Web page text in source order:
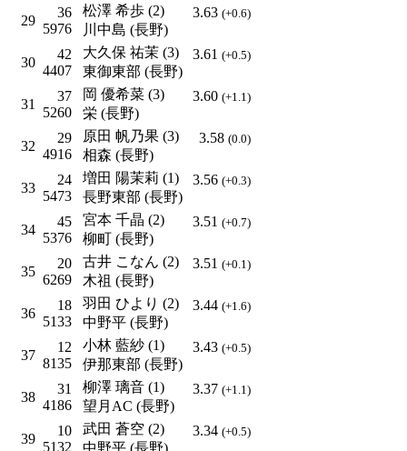
29
36
5976
松澤 希歩 (2)
川中島 (長野)
3.63 (+0.6)
30
42
4407
大久保 祐茉 (3)
東御東部 (長野)
3.61 (+0.5)
31
37
5260
岡 優希菜 (3)
栄 (長野)
3.60 (+1.1)
32
29
4916
原田 帆乃果 (3)
相森 (長野)
3.58 (0.0)
33
24
5473
増田 陽茉莉 (1)
長野東部 (長野)
3.56 (+0.3)
34
45
5376
宮本 千晶 (2)
柳町 (長野)
3.51 (+0.7)
35
20
6269
古井 こなん (2)
木祖 (長野)
3.51 (+0.1)
36
18
5133
羽田 ひより (2)
中野平 (長野)
3.44 (+1.6)
37
12
8135
小林 藍紗 (1)
伊那東部 (長野)
3.43 (+0.5)
38
31
4186
柳澤 璃音 (1)
望月AC (長野)
3.37 (+1.1)
39
10
5132
武田 蒼空 (2)
中野平 (長野)
3.34 (+0.5)